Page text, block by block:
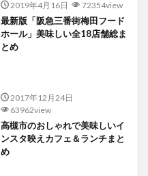
2019年4月16日 72354view
最新版「阪急三番街梅田フード
ホール」美味しい全18店舗総ま
とめ
2017年12月24日
63962view
高槻市のおしゃれで美味しいイ
ンスタ映えカフェ＆ランチまと
め